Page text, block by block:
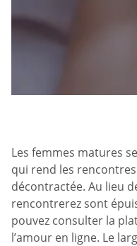
Les femmes matures
qui rend les
décontractée. Au lieu
rencontrerez sont
pouvez consulter la
l’amour en ligne. Le